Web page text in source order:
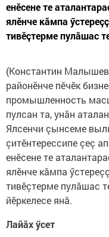
енӗсене те
ялӗнче кăмпа
тивӗçтерме пулăшас
(Константин
районӗнче пӗчӗк
промышленность
пулсан та, унăн
Ялсенчи çынсеме
çитӗнтерессипе çеç
енӗсене те
ялӗнче кăмпа
тивӗçтерме пулăшас
йӗркелесе янă.
Лайăх ӳсет